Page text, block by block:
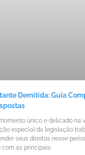
Demitida: Guia
único e delicado na
especial da legislação
seus direitos nesse
as principais